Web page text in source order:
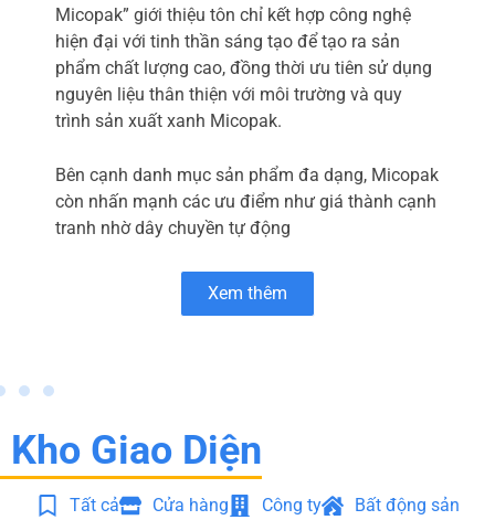
Micopak” giới thiệu tôn chỉ kết hợp công nghệ
hiện đại với tinh thần sáng tạo để tạo ra sản
phẩm chất lượng cao, đồng thời ưu tiên sử dụng
nguyên liệu thân thiện với môi trường và quy
trình sản xuất xanh Micopak.
Bên cạnh danh mục sản phẩm đa dạng, Micopak
còn nhấn mạnh các ưu điểm như giá thành cạnh
tranh nhờ dây chuyền tự động
Xem thêm
Kho Giao Diện
Tất cả Cửa hàng Công ty
Bất động sản